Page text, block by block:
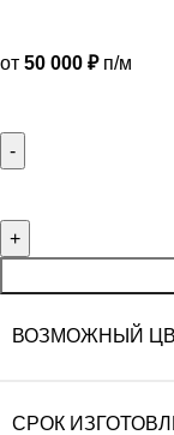
от 50 000 ₽п/м
ВОЗМОЖНЫЙ
СРОК